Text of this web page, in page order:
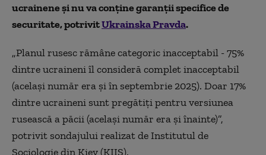
ucrainene și nu va conține garanții specifice de
securitate,potrivitUkrainska Pravda.
„Planul rusesc rămâne categoric inacceptabil - 75%
dintre ucraineni îl consideră complet inacceptabil
(același număr era și în septembrie 2025). Doar 17%
dintre ucraineni sunt pregătiți pentru versiunea
rusească a păcii (același număr era și înainte)”,
potrivit sondajului realizat de Institutul de
Sociologie din Kiev (KIIS).